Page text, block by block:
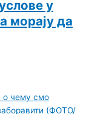
у
морају да